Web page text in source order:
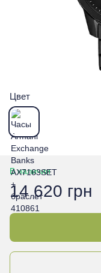
Цвет
В наличии
14 620 грн